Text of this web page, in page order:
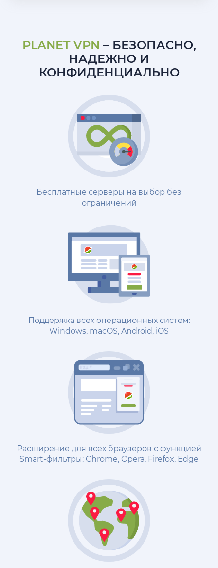
PLANET VPN – БЕЗОПАСНО,
НАДЕЖНО И
КОНФИДЕНЦИАЛЬНО
Бесплатные серверы на выбор без
ограничений
Поддержка всех операционных систем:
Windows, macOS, Android, iOS
Расширение для всех браузеров с функцией
Smart-фильтры: Chrome, Opera, Firefox, Edge